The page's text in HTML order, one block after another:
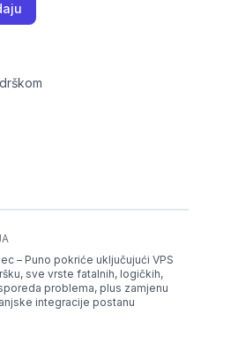
– Puno pokriće uključujući VPS
sve vrste fatalnih, logičkih,
problema, plus zamjenu
integracije postanu